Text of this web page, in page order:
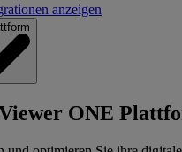
anzeigen
ONE